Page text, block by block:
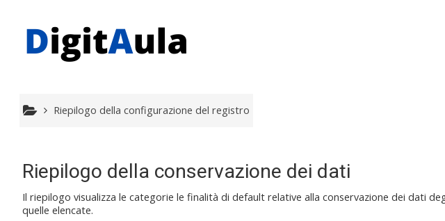
Riepilogo della configurazione del registro
Riepilogo della conservazione dei dati
Il riepilogo visualizza le categorie le finalità di default relative alla conservazione dei dati
quelle elencate.